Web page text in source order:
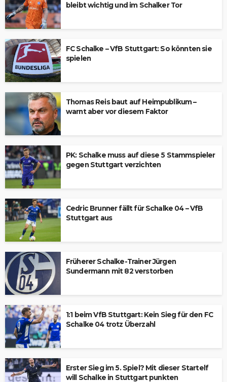
bleibt wichtig und im Schalker Tor
FC Schalke – VfB Stuttgart: So könnten sie
spielen
Thomas Reis baut auf Heimpublikum –
warnt aber vor diesem Faktor
PK: Schalke muss auf diese 5 Stammspieler
gegen Stuttgart verzichten
Cedric Brunner fällt für Schalke 04 – VfB
Stuttgart aus
Früherer Schalke-Trainer Jürgen
Sundermann mit 82 verstorben
1:1 beim VfB Stuttgart: Kein Sieg für den FC
Schalke 04 trotz Überzahl
Erster Sieg im 5. Spiel? Mit dieser Startelf
will Schalke in Stuttgart punkten